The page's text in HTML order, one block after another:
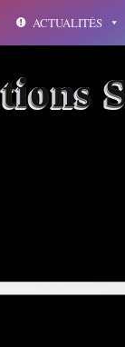
ACTUALITÉS